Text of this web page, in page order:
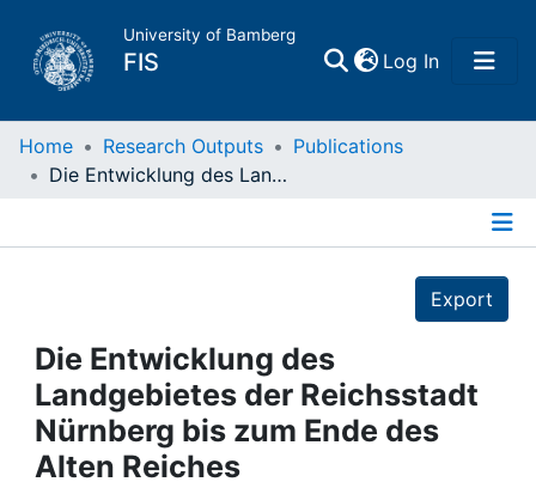
University of Bamberg
FIS Log In(current)
Home
Projects
People
Institutions
Home Research Outputs
Publications
Die Entwicklung des Landgebietes der Reichsstadt Nürnberg bis zum Ende des Alten Reiches
Export
Die Entwicklung des
Landgebietes der Reichsstadt
Nürnberg bis zum Ende des
Alten Reiches